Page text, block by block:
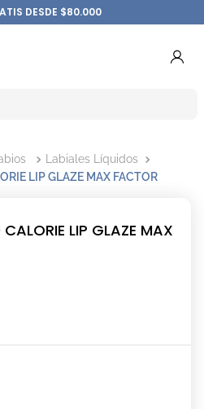
DESDE $80.000
Labiales Líquidos
LIP GLAZE MAX FACTOR
LIP GLAZE MAX